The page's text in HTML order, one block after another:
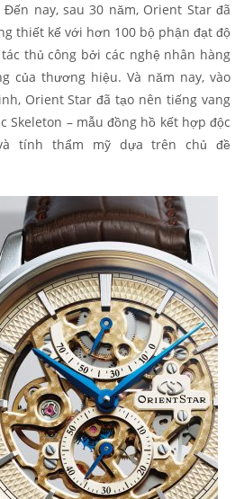
nay, sau 30 năm, Orient Star đã
thiết kế với hơn 100 bộ phận đạt độ
thủ công bởi các nghệ nhân hàng
của thương hiệu. Và năm nay, vào
Orient Star đã tạo nên tiếng vang
Skeleton – mẫu đồng hồ kết hợp độc
tính thẩm mỹ dựa trên chủ đề